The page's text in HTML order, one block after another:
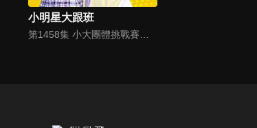
小明星大跟班